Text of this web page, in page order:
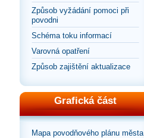
Způsob vyžádání pomoci při
povodni
Schéma toku informací
Varovná opatření
Způsob zajištění aktualizace
Grafická část
Mapa povodňového plánu města